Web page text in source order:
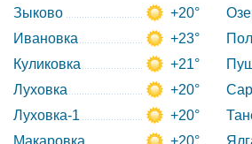
Зыково
+20°
Ивановка
+23°
Куликовка
+21°
Луховка
+20°
Луховка-1
+20°
Макаровка
+20°